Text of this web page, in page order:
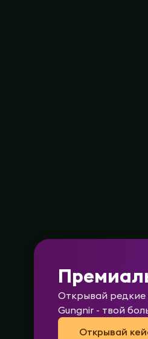
Открывай редкие
Gungnir - твой
Открывай